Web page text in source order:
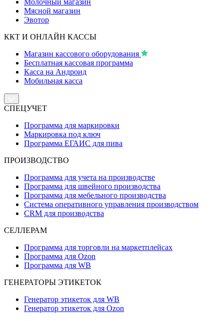
Молочный магазин
Мясной магазин
Эвотор
ККТ И ОНЛАЙН КАССЫ
Магазин кассового оборудования
Бесплатная кассовая программа
Касса на Андроид
Мобильная касса
СПЕЦУЧЕТ
Программа для маркировки
Маркировка под ключ
Программа ЕГАИС для пива
ПРОИЗВОДСТВО
Программа для учета на производстве
Программа для швейного производства
Программа для мебельного производства
Система оперативного управления производством
CRM для производства
СЕЛЛЕРАМ
Программа для торговли на маркетплейсах
Программа для Ozon
Программа для WB
ГЕНЕРАТОРЫ ЭТИКЕТОК
Генератор этикеток для WB
Генератор этикеток для Ozon